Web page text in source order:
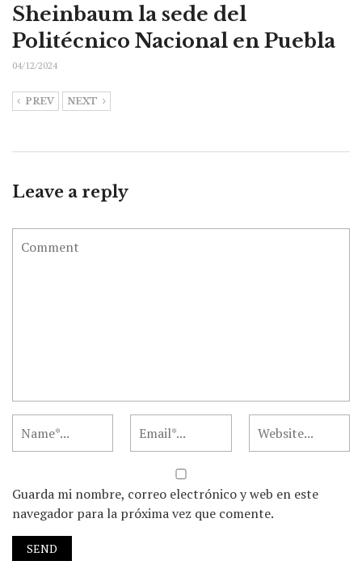
Sheinbaum la sede del
Politécnico Nacional en Puebla
04/12/2024
PREV NEXT
Leave a reply
Guarda mi nombre, correo electrónico y web en este
navegador para la próxima vez que comente.